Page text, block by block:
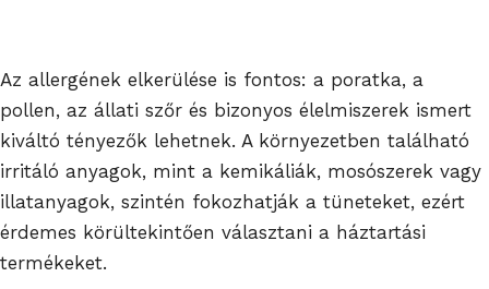
Az allergének elkerülése is fontos: a poratka, a
pollen, az állati szőr és bizonyos élelmiszerek ismert
kiváltó tényezők lehetnek. A környezetben található
irritáló anyagok, mint a kemikáliák, mosószerek vagy
illatanyagok, szintén fokozhatják a tüneteket, ezért
érdemes körültekintően választani a háztartási
termékeket.